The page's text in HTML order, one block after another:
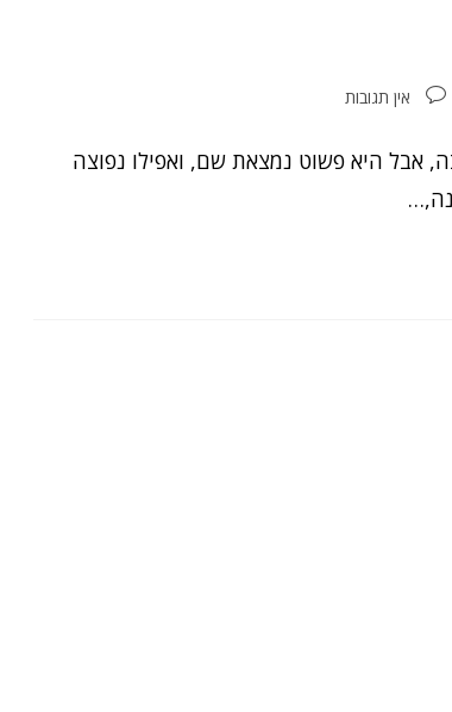
אין תגובות
אבל היא פשוט נמצאת שם, ואפילו נפוצה